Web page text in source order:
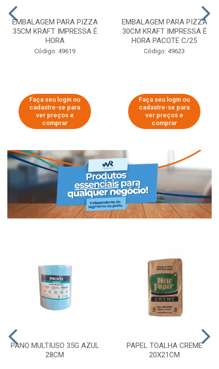
EMBALAGEM PARA PIZZA
35CM KRAFT IMPRESSA É
HORA
Código: 49619
Faça seu login ou
cadastre-se para
ver preços e
comprar
EMBALAGEM PARA PIZZA
30CM KRAFT IMPRESSA É
HORA PACOTE C/25
Código: 49623
Faça seu login ou
cadastre-se para
ver preços e
comprar
PANO MULTIUSO 35G AZUL
28CM
PAPEL TOALHA CREME
20X21CM